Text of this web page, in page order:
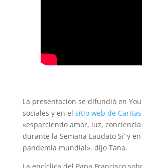
La presentación se difundió en
sociales y en el sitio web de
«esparciendo amor, luz,
durante la Semana Laudato Si’ y
pandemia mundial», dijo Tana.